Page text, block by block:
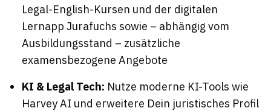
Legal-English-Kursen und der digitalen
Lernapp Jurafuchs sowie – abhängig vom
Ausbildungsstand – zusätzliche
examensbezogene Angebote
KI & Legal Tech: Nutze moderne KI-Tools wie
Harvey AI und erweitere Dein juristisches Profil